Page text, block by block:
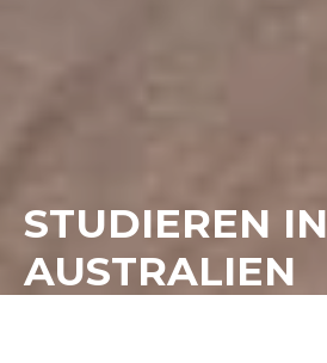
STUDIEREN IN
AUSTRALIEN